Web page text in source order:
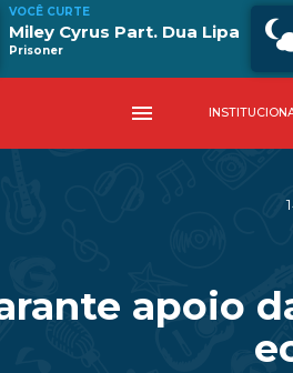
VOCÊ CURTE
Miley Cyrus Part. Dua Lipa
Prisoner
menu
apoio